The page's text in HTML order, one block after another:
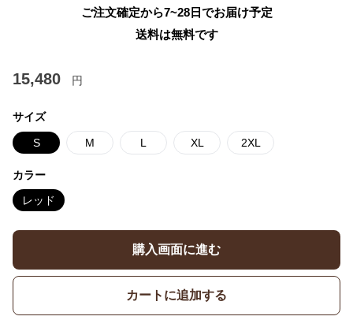
ご注文確定から7~28日でお届け予定
送料は無料です
15,480 円
サイズ
S M L XL 2XL
カラー
レッド
購入画面に進む
カートに追加する